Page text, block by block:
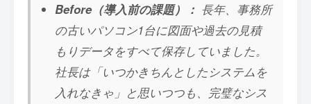
Before（導入前の課題）： 長年、事務所
の古いパソコン1台に図面や過去の見積
もりデータをすべて保存していました。
社長は「いつかきちんとしたシステムを
入れなきゃ」と思いつつも、完璧なシス